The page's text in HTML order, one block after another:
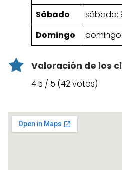
Sábado
sábado:
Domingo
Valoración de los
4.5 / 5 (42 votos)